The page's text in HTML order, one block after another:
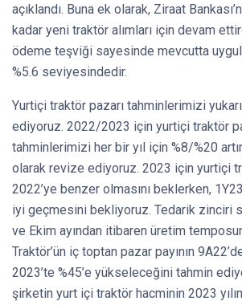
açıklandı. Buna ek olarak, Ziraat
kadar yeni traktör alımları için devam
ödeme teşviği sayesinde mevcutta
%5.6 seviyesindedir.
Yurtiçi traktör pazarı tahminlerimizi
ediyoruz. 2022/2023 için yurtiçi traktör
tahminlerimizi her bir yıl için %8/%20
olarak revize ediyoruz. 2023 için yurtiçi
2022’ye benzer olmasını beklerken,
iyi geçmesini bekliyoruz. Tedarik zinciri
ve Ekim ayından itibaren üretim
Traktör’ün iç toptan pazar payının
2023’te %45’e yükseleceğini tahmin
şirketin yurt içi traktör hacminin 2023